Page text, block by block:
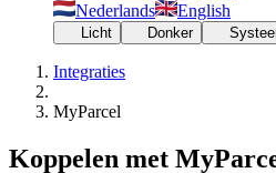
Nederlands
English
Licht Donker
Integraties
MyParcel
Koppelen met